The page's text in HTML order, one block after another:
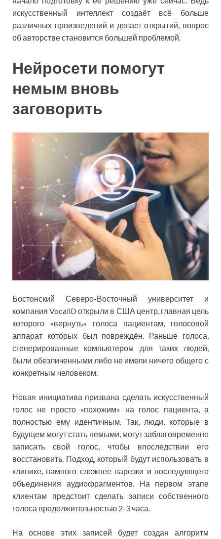
искусственный интеллект создаёт всё больше
различных произведений и делает открытий, вопрос
об авторстве становится большей проблемой.
Нейросети помогут
немым вновь
заговорить
Бостонский Северо-Восточный университет и
компания VocaliD открыли в США центр, главная цель
которого «вернуть» голоса пациентам, голосовой
аппарат которых был повреждён. Раньше голоса,
сгенерированные компьютером для таких людей,
были обезличенными либо не имели ничего общего с
конкретным человеком.
Новая инициатива призвана сделать искусственный
голос не просто «похожим» на голос пациента, а
полностью ему идентичным. Так, люди, которые в
будущем могут стать немыми, могут заблаговременно
записать свой голос, чтобы впоследствии его
восстановить. Подход, который будут использовать в
клинике, намного сложнее нарезки и последующего
объединения аудиофрагментов. На первом этапе
клиентам предстоит сделать записи собственного
голоса продолжительностью 2-3 часа.
На основе этих записей будет создан алгоритм